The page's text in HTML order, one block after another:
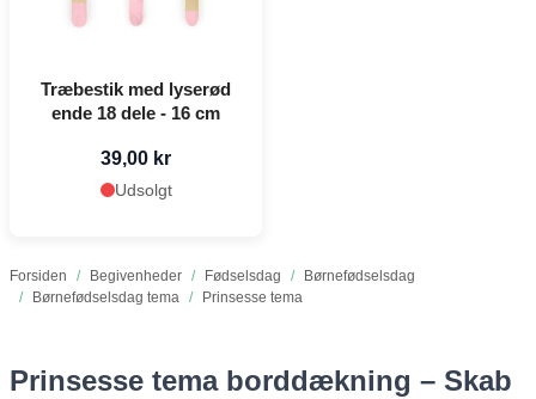
Forsiden / Begivenheder / Fødselsdag /
Børnefødselsdag
/
Børnefødselsdag tema / Prinsesse tema
Træbestik med lyserød
ende 18 dele - 16 cm
39,00 kr
Udsolgt
Prinsesse tema borddækning – Skab